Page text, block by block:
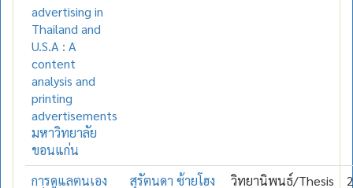
advertising in
Thailand and
U.S.A : A
content
analysis and
printing
advertisements
มหาวิทยาลัย
ขอนแก่น
การดูแลตนเอง
สุรัตนดา ซ้ายโฮง วิทยานิพนธ์/Thesis